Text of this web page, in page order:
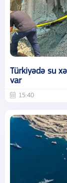
Türkiyədə su
var
15:40